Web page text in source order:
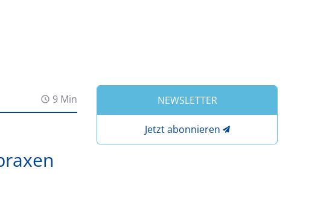
9 Min NEWSLETTER
Jetzt abonnieren